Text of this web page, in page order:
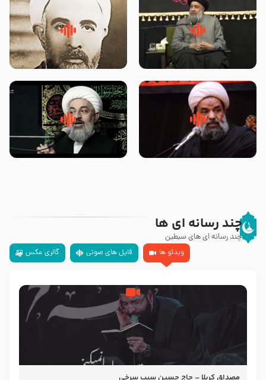
لقب حضرت رقیه سلام الله علیها به
چه معناست – حجت الاسلام علوی
روضه‌ی مجلس یزید ملعون و
اسارت اهل‌بیت علیهم‌السلام –
محدث زاده
سلام جوانی که امام حسین علیه
السلام خودش جوابش را دادند
زیارتی که اسباب رزق زیاد و عمر
طولانی است حجت السلام حسین
چند رسانه ای ها
چند رسانه ای های سبطین
ویدئو ها
فایل های صوتی گالری عکس
مصداق کربلا – حاج حسین سیب سرخی